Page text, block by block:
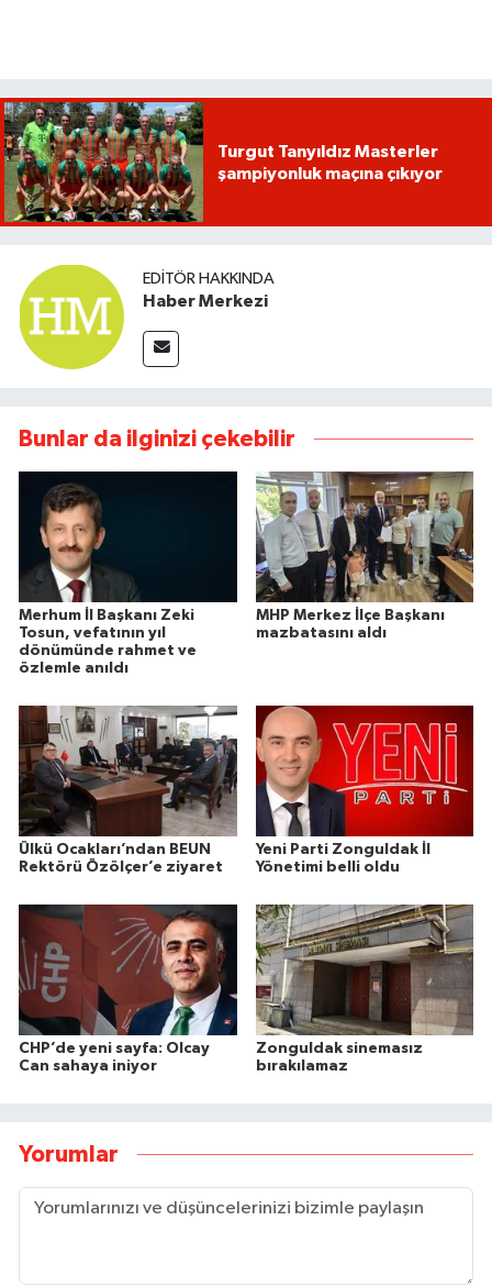
Turgut Tanyıldız Masterler
şampiyonluk maçına çıkıyor
EDITÖR HAKKINDA
Haber Merkezi
Bunlar da ilginizi çekebilir
Merhum İl Başkanı Zeki
Tosun, vefatının yıl
dönümünde rahmet ve
özlemle anıldı
MHP Merkez İlçe Başkanı
mazbatasını aldı
Ülkü Ocakları’ndan BEUN
Rektörü Özölçer’e ziyaret
Yeni Parti Zonguldak İl
Yönetimi belli oldu
CHP’de yeni sayfa: Olcay
Can sahaya iniyor
Zonguldak sinemasız
bırakılamaz
Yorumlar